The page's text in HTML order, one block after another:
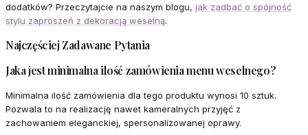
dodatków? Przeczytajcie na naszym blogu, jak zadbać o spójność
stylu zaproszeń z dekoracją weselną.
Najczęściej Zadawane Pytania
Jaka jest minimalna ilość zamówienia menu weselnego?
Minimalna ilość zamówienia dla tego produktu wynosi 10 sztuk.
Pozwala to na realizację nawet kameralnych przyjęć z
zachowaniem eleganckiej, spersonalizowanej oprawy.